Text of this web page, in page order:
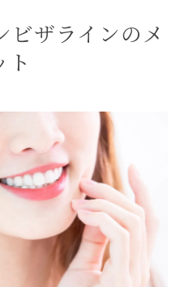
ビザラインのメ